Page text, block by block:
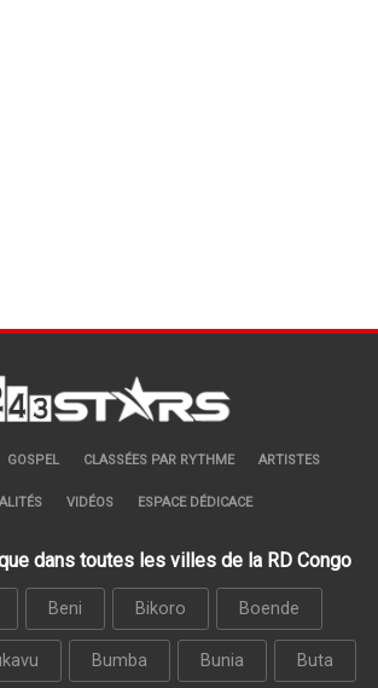
GOSPEL CLASSÉES PAR RYTHME ARTISTES
VIDÉOS ESPACE DÉDICACE
dans toutes les villes de la RD Congo
Beni Bikoro Boende
Bumba Bunia Buta